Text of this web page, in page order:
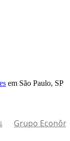
em São Paulo, SP
Grupo